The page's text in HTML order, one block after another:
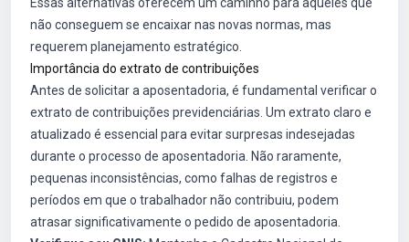
não conseguem se encaixar nas novas normas, mas
requerem planejamento estratégico.
Importância do extrato de contribuições
Antes de solicitar a aposentadoria, é fundamental verificar o
extrato de contribuições previdenciárias. Um extrato claro e
atualizado é essencial para evitar surpresas indesejadas
durante o processo de aposentadoria. Não raramente,
pequenas inconsistências, como falhas de registros e
períodos em que o trabalhador não contribuiu, podem
atrasar significativamente o pedido de aposentadoria.